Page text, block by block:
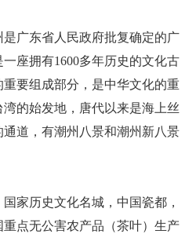
广东省人民政府批复确定的广
座拥有1600多年历史的文化古
要组成部分，是中华文化的重
的始发地，唐代以来是海上丝
道，有潮州八景和潮州新八景
家历史文化名城，中国瓷都，
点无公害农产品（茶叶）生产